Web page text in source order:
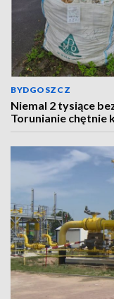
BYDGOSZCZ
Niemal 2 tysiące
Torunianie chętnie